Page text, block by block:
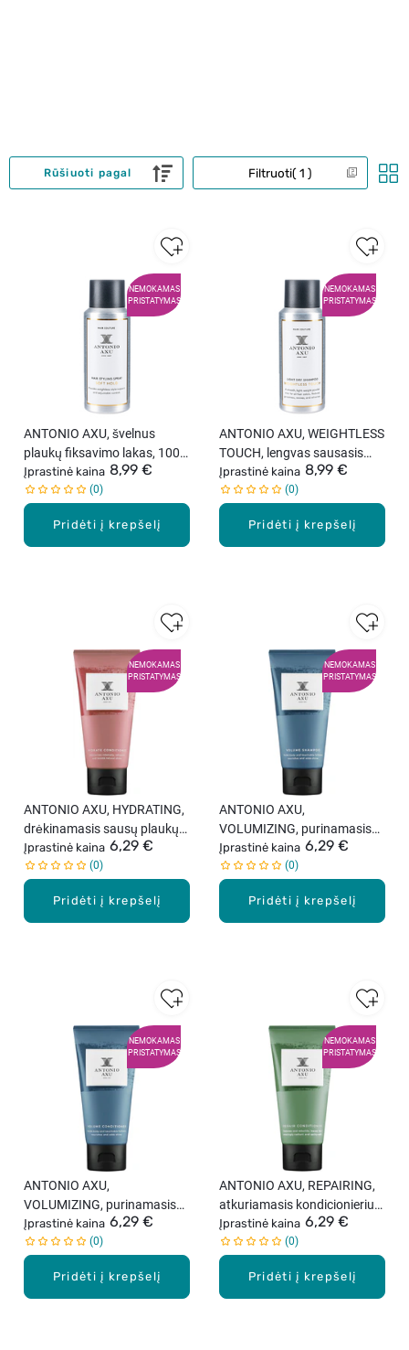
Filtruoti 1
Rūšiuoti pagal
NEMOKAMAS
PRISTATYMAS
Pridėti į krepšelį
ANTONIO AXU, švelnus
plaukų fiksavimo lakas, 100
ml
Įprastinė kaina 8,99 €
0
NEMOKAMAS
PRISTATYMAS
Pridėti į krepšelį
ANTONIO AXU, WEIGHTLESS
TOUCH, lengvas sausasis
šampūnas, 100 ml
Įprastinė kaina 8,99 €
0
NEMOKAMAS
PRISTATYMAS
Pridėti į krepšelį
ANTONIO AXU, HYDRATING,
drėkinamasis sausų plaukų
kondicionierius, 60 ml.
Įprastinė kaina 6,29 €
0
NEMOKAMAS
PRISTATYMAS
Pridėti į krepšelį
ANTONIO AXU,
VOLUMIZING, purinamasis
šampūnas, 60 ml.
Įprastinė kaina 6,29 €
0
NEMOKAMAS
PRISTATYMAS
Pridėti į krepšelį
ANTONIO AXU,
VOLUMIZING, purinamasis
kondicionierius, 60 ml.
Įprastinė kaina 6,29 €
0
NEMOKAMAS
PRISTATYMAS
Pridėti į krepšelį
ANTONIO AXU, REPAIRING,
atkuriamasis kondicionierius
nuo plaukų lūžinėjimo, 60 ml.
Įprastinė kaina 6,29 €
0